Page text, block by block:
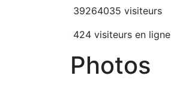
39264035 visiteurs
424 visiteurs en ligne
Photos